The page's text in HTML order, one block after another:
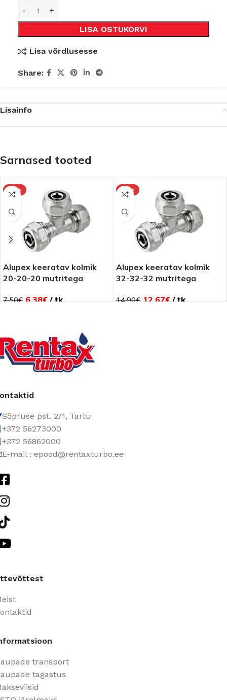
LISA OSTUKORVI
Lisa võrdlusesse
Share:
Lisainfo
Sarnased tooted
-15%
Alupex keeratav kolmik
20-20-20 mutritega
7.50€ 6.38€ tk
-15%
Alupex keeratav kolmik
32-32-32 mutritega
14.90€ 12.67€ tk
Sõpruse pst. 2/1, Tartu
+372 56273000
+372 56862000
E-mail : epood@rentaxturbo.ee
transport
tagastus